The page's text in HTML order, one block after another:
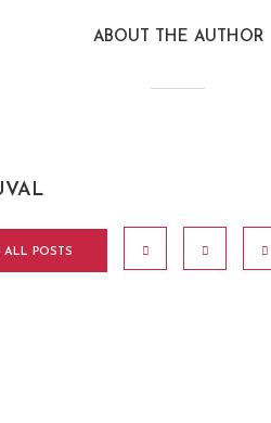
ABOUT THE AUTHOR
ALL POSTS